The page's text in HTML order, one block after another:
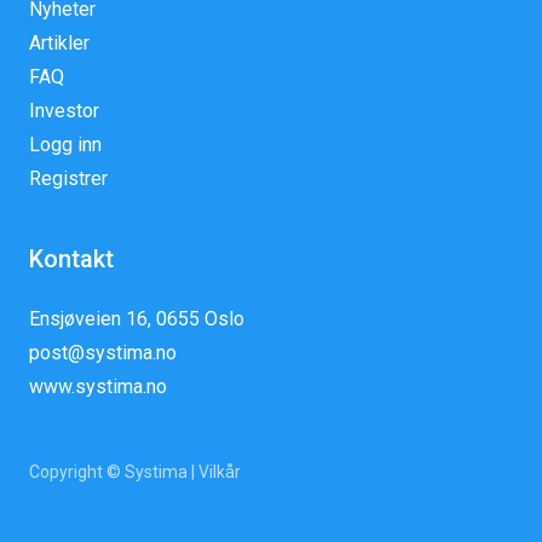
Nyheter
Artikler
FAQ
Investor
Logg inn
Registrer
Kontakt
Ensjøveien 16, 0655 Oslo
post@systima.no
www.systima.no
Copyright © Systima | Vilkår